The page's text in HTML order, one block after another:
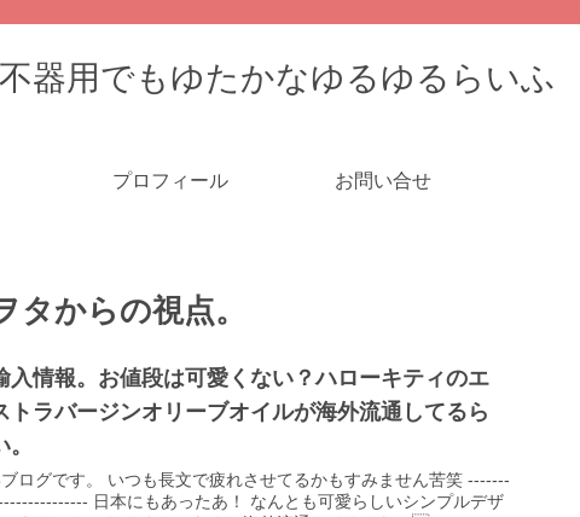
不器用でもゆたかなゆるゆるらいふ
プロフィール お問い合せ
からの視点。
入情報。お値段は可愛くない？ハローキティのエ
トラバージンオリーブオイルが海外流通してるら
。
ログです。 いつも長文で疲れさせてるかもすみません苦笑 -------
日本にもあったあ！ なんとも可愛らしいシンプルデザ